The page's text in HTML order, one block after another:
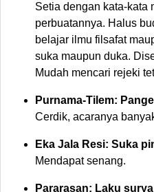
Setia dengan kata-kata
perbuatannya. Halus
belajar ilmu filsafat
suka maupun duka.
Mudah mencari rejeki
Purnama-Tilem:
Cerdik, acaranya
Eka Jala Resi: Suka
Mendapat senang.
Pararasan: Laku surya